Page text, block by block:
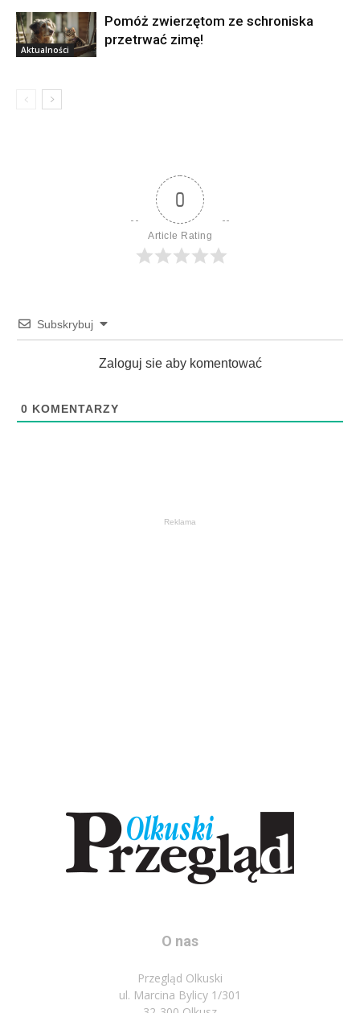
Aktualności
Pomóż zwierzętom ze schroniska
przetrwać zimę!
0
Article Rating
Subskrybuj
Zaloguj sie aby komentować
0 KOMENTARZY
Reklama
O nas
Przegląd Olkuski
ul. Marcina Bylicy 1/301